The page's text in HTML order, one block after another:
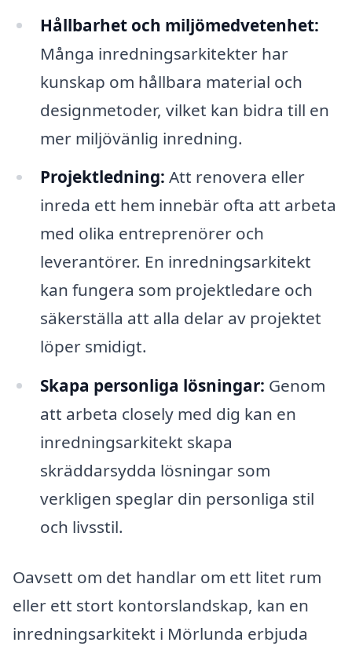
Hållbarhet och miljömedvetenhet:
Många inredningsarkitekter har
kunskap om hållbara material och
designmetoder, vilket kan bidra till en
mer miljövänlig inredning.
Projektledning: Att renovera eller
inreda ett hem innebär ofta att arbeta
med olika entreprenörer och
leverantörer. En inredningsarkitekt
kan fungera som projektledare och
säkerställa att alla delar av projektet
löper smidigt.
Skapa personliga lösningar: Genom
att arbeta closely med dig kan en
inredningsarkitekt skapa
skräddarsydda lösningar som
verkligen speglar din personliga stil
och livsstil.
Oavsett om det handlar om ett litet rum
eller ett stort kontorslandskap, kan en
inredningsarkitekt i Mörlunda erbjuda